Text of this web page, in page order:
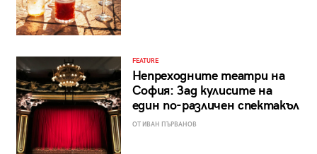
FEATURE
Непреходните театри на
София: Зад кулисите на
един по-различен спектакъл
ОТ ИВАН ПЪРВАНОВ